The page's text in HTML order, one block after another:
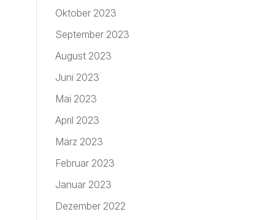
Oktober 2023
September 2023
August 2023
Juni 2023
Mai 2023
April 2023
März 2023
Februar 2023
Januar 2023
Dezember 2022